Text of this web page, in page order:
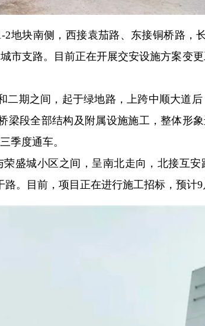
2地块南侧，西接袁茄路、东接铜桥路，
市支路。目前正在开展交安设施方案变
二期之间，起于绿地路，上跨中顺大道
梁段全部结构及附属设施施工，整体形
季度通车。
盛城小区之间，呈南北走向，北接互
。目前，项目正在进行施工招标，预计9